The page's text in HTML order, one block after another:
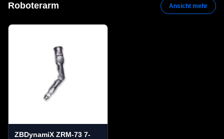
Roboterarm Ansicht mehr
ZBDynamiX ZRM-73 7-